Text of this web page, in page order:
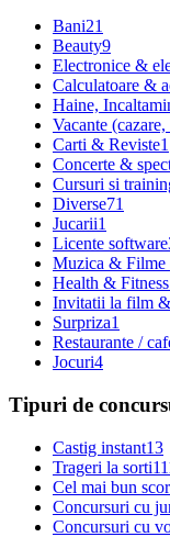
Bani21
Beauty9
Electronice &
Calculatoare &
Haine,
Vacante
Carti & Reviste1
Concerte &
Cursuri si
Diverse71
Jucarii1
Licente software
Muzica &
Health & Fitness
Invitatii la film
Surpriza1
Restaurante /
Jocuri4
Tipuri de
Castig instant13
Trageri la sorti
Cel mai bun scor
Concursuri cu
Concursuri cu